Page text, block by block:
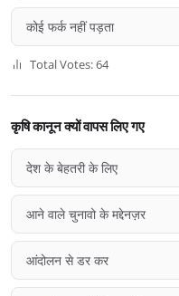
कोई फर्क नहीं पड़ता
Total Votes: 64
कृषि कानून क्यों वापस लिए गए
देश के बेहतरी के लिए
आने वाले चुनावो के मद्देनज़र
आंदोलन से डर कर